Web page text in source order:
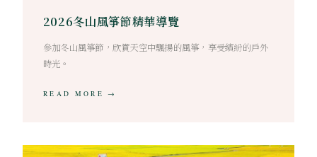
2026冬山風箏節精華導覽
參加冬山風箏節，欣賞天空中飄揚的風箏，享受繽紛的戶外
時光。
READ MORE →